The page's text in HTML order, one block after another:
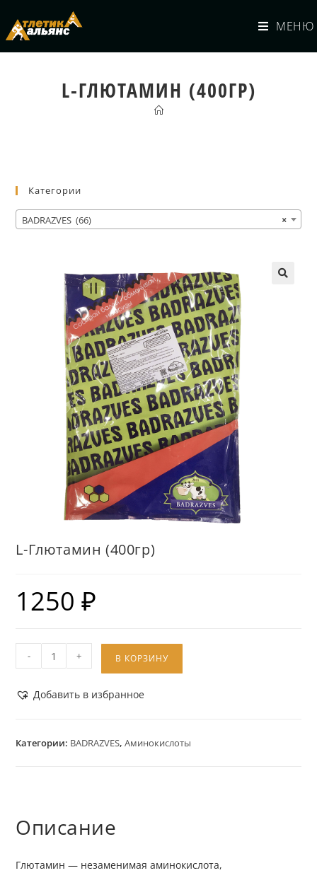
МЕНЮ
L-ГЛЮТАМИН (400ГР)
Категории
×
BADRAZVES (66)
L-Глютамин (400гр)
1250₽
- + В КОРЗИНУ
Добавить в избранное
Категории: BADRAZVES,Аминокислоты
Описание
Глютамин — незаменимая аминокислота,